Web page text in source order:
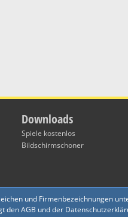
Downloads
Spiele kostenlos
Bildschirmschoner
und Firmenbezeichnungen
den AGB und der